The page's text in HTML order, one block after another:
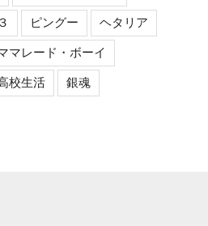
ピングー ヘタリア
マレード・ボーイ
校生活 銀魂